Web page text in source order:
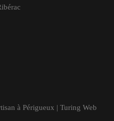
à Périgueux | Turing Web